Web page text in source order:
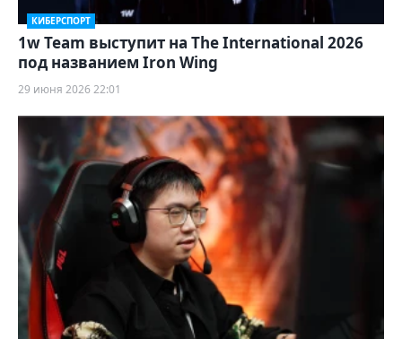
КИБЕРСПОРТ
1w Team выступит на The International 2026
под названием Iron Wing
29 июня 2026 22:01